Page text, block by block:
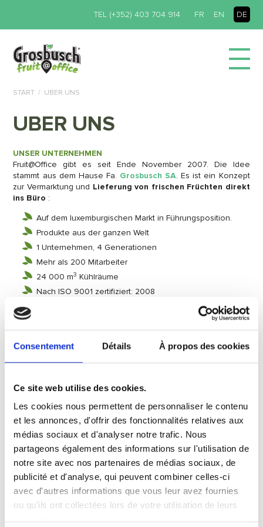
Consentement Détails À propos des cookies
Ce site web utilise des cookies.
Les cookies nous permettent de personnaliser le contenu
et les annonces, d'offrir des fonctionnalités relatives aux
médias sociaux et d'analyser notre trafic. Nous
partageons également des informations sur l'utilisation de
notre site avec nos partenaires de médias sociaux, de
publicité et d'analyse, qui peuvent combiner celles-ci
avec d'autres informations que vous leur avez fournies
ou qu'ils ont collectées lors de votre utilisation de leurs
FR EN DE
TEL (+352) 403 704 914
START UBER UNS
UBER UNS
UNSER UNTERNEHMEN
Fruit@Office gibt es seit Ende November 2007. Die Idee
stammt aus dem Hause Fa. Grosbusch SA. Es ist ein Konzept
zur Vermarktung und Lieferung von frischen Früchten direkt
ins Büro :
Auf dem luxemburgischen Markt in Führungsposition.
Produkte aus der ganzen Welt
1 Unternehmen, 4 Generationen
Mehr als 200 Mitarbeiter
24 000 m3 Kühlräume
Nach ISO 9001 zertifiziert: 2008
Mehr Informationen auf der Internetseite
www.grosbusch.lu
SOLIDARITÄT IM ALLTAG
Dank unserer Kunden hat Fruit@Office bis jetzt bereits 3
bislang von unseren Obstlieferungen profitiert, die sich
Zentrum zur Unterstützung von Personen aus dem
Umfeld von Drogensucht, Kriminalität und Prostitution;
D’Stëmm vun der Strooss (160 Fruit@Office) :
Vereinigung, die sich für die soziale und berufliche
Integration von benachteiligten Personen einsetzt;
Femmes en détresse (48 Fruit@Office) :Die Vereinigung
hat zum Ziel, Frauen, deren Kindern und jungen
Mädchen einen effizienten Schutz gegen Gewalt zu